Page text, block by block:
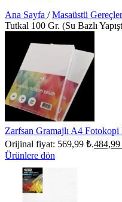
Ana Sayfa / Masaüstü
Tutkal 100 Gr. (Su Bazlı
Zarfsan Gramajlı A4 Fotokopi
Orijinal fiyat: 569,99 ₺.484,99
Ürünlere dön